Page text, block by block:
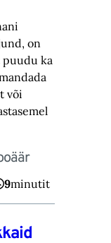
on
ka
või
9minutit